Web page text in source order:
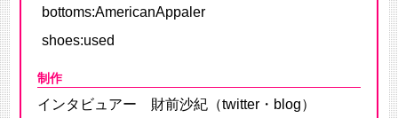
bottoms:AmericanAppaler
shoes:used
制作
インタビュアー 財前沙紀（twitter・ blog）